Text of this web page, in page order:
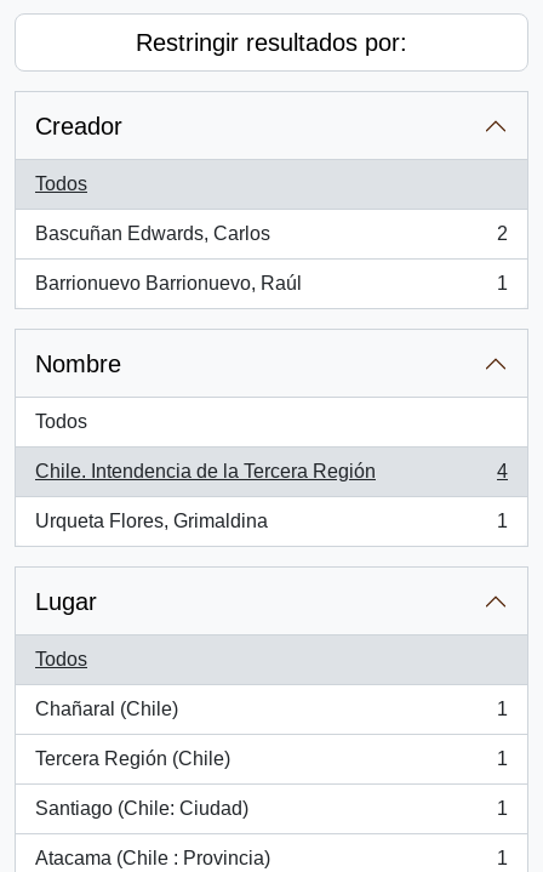
Restringir resultados por:
Creador
Todos
Bascuñan Edwards, Carlos
, 2 resultados
2
Barrionuevo Barrionuevo, Raúl
, 1 resultados
1
Nombre
Todos
Chile. Intendencia de la Tercera Región
, 4 resultados
4
Urqueta Flores, Grimaldina
, 1 resultados
1
Lugar
Todos
Chañaral (Chile)
, 1 resultados
1
Tercera Región (Chile)
, 1 resultados
1
Santiago (Chile: Ciudad)
, 1 resultados
1
Atacama (Chile : Provincia) 1